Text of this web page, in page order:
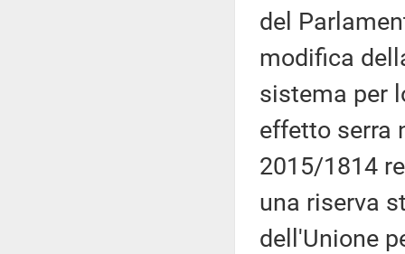
del
modifica
sistema per
effetto serra
2015/1814
una riserva
dell'Unione